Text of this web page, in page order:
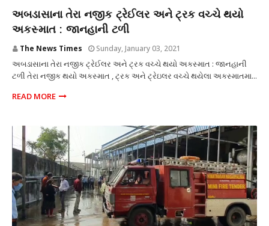
અબડાસાના તેરા નજીક ટ્રેઈલર અને ટ્રક વચ્ચે થયો
અકસ્માત : જાનહાની ટળી
The News Times Sunday, January 03, 2021
અબડાસાના તેરા નજીક ટ્રેઈલર અને ટ્રક વચ્ચે થયો અકસ્માત : જાનહાની
ટળી તેરા નજીક થયો અકસ્માત , ટ્રક અને ટ્રેઇલર વચ્ચે થયેલા અકસ્માતમા...
READ MORE